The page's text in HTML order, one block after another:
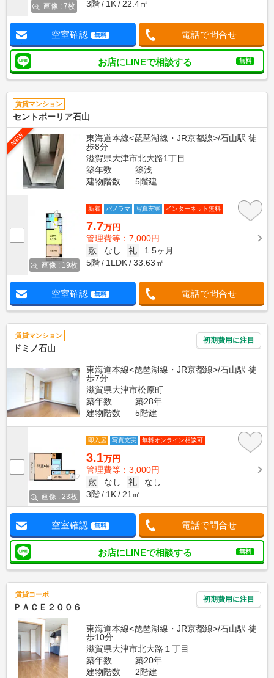
画像 : 7枚 3階 1K 22.4㎡
空室確認 無料 電話で問合せ
お店にLINEで相談する 無料
賃貸マンション
セントポーリア石山
NEW
東海道本線<琵琶湖線・JR京都線>/石山駅 徒
歩8分
滋賀県大津市北大路1丁目
築年数
築浅
建物階数
5階建
画像 : 19枚
新着 パノラマ 写真充実 インターネット無料
7.7万円
管理費等：7,000円
敷
なし 礼
1.5ヶ月
5階
1LDK 33.63㎡
空室確認 無料 電話で問合せ
賃貸マンション
ドミノ石山
初期費用に注目
東海道本線<琵琶湖線・JR京都線>/石山駅 徒
歩7分
滋賀県大津市松原町
築年数
築28年
建物階数
5階建
画像 : 23枚
即入居 写真充実 無料オンライン相談可
3.1万円
管理費等：3,000円
敷
なし 礼
なし
3階
1K 21㎡
空室確認 無料 電話で問合せ
お店にLINEで相談する 無料
賃貸コーポ
ＰＡＣＥ２００６
初期費用に注目
東海道本線<琵琶湖線・JR京都線>/石山駅 徒
歩10分
滋賀県大津市北大路１丁目
築年数
築20年
建物階数
2階建